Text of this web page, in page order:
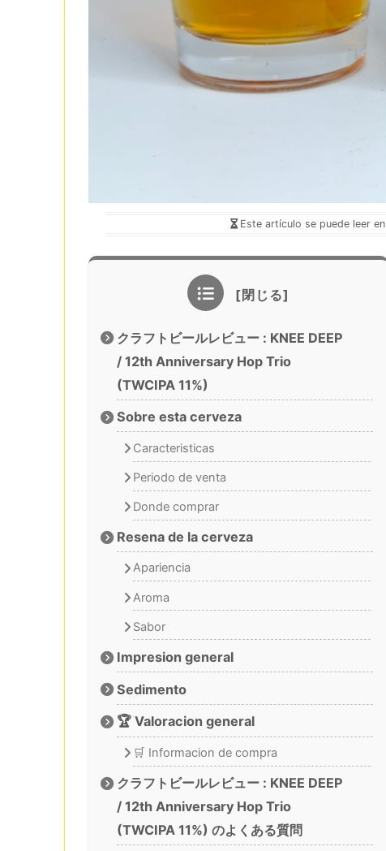
Este artículo se puede leer en
クラフトビールレビュー : KNEE DEEP
/ 12th Anniversary Hop Trio
(TWCIPA 11%)
Sobre esta cerveza
Caracteristicas
Periodo de venta
Donde comprar
Resena de la cerveza
Apariencia
Aroma
Sabor
Impresion general
Sedimento
🏆 Valoracion general
🛒 Informacion de compra
クラフトビールレビュー : KNEE DEEP
/ 12th Anniversary Hop Trio
(TWCIPA 11%) のよくある質問